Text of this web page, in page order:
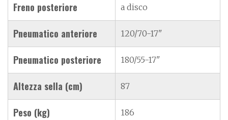
Freno posteriore a disco
Pneumatico anteriore 120/70-17"
Pneumatico posteriore 180/55-17"
Altezza sella (cm) 87
Peso (kg) 186